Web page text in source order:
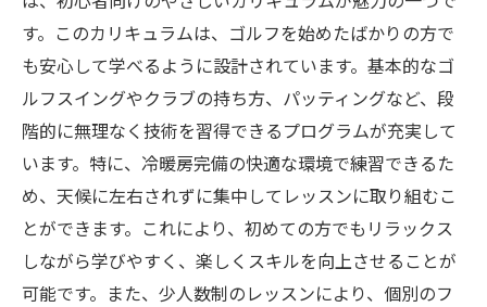
す。このカリキュラムは、ゴルフを始めたばかりの方で
も安心して学べるように設計されています。基本的なゴ
ルフスイングやクラブの持ち方、パッティングなど、段
階的に無理なく技術を習得できるプログラムが充実して
います。特に、冷暖房完備の快適な環境で練習できるた
め、天候に左右されずに集中してレッスンに取り組むこ
とができます。これにより、初めての方でもリラックス
しながら学びやすく、楽しくスキルを向上させることが
可能です。また、少人数制のレッスンにより、個別のフ